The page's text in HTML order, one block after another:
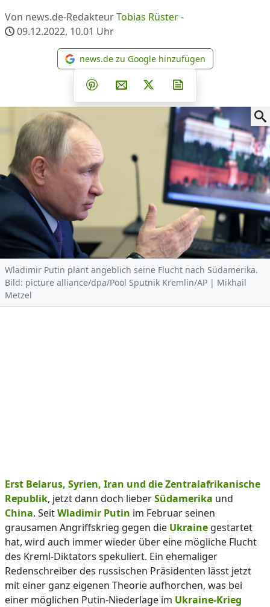
Von news.de-RedakteurTobias Rüster-
09.12.2022, 10.01 Uhr
news.de zu Google
news.de zu Google hinzufügen
Teilen auf Facebook
Teilen auf Whatsapp
Teilen auf Telegram
Teilen auf Pinterest
Per E-Mail teilen
Post auf X
Wladimir Putin plant angeblich seine Flucht nach Südamerika.
Bild: picture alliance/dpa/Pool Sputnik Kremlin/AP | Mikhail
Metzel
Erst Belarus, Syrien, Iran und die Zentralafrikanische
Republik, jetzt dann doch lieberSüdamerika und
China. SeitWladimir Putin im Februar seinen
grausamen Angriffskrieg gegen die Ukraine gestartet
hat, wird auch immer wieder über eine mögliche Flucht
des Kreml-Diktators spekuliert. Ein ehemaliger
Redenschreiber des russischen Präsidenten lässt jetzt
mit einer ganz eigenen Theorie aufhorchen, was bei
einer möglichen Putin-Niederlage im Ukraine-Krieg